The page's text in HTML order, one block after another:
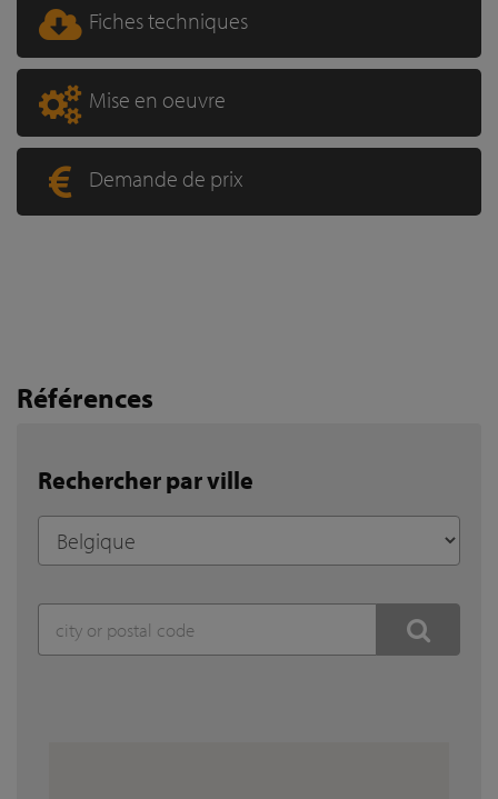
Fiches techniques
Mise en oeuvre
Demande de prix
Références
Rechercher par ville